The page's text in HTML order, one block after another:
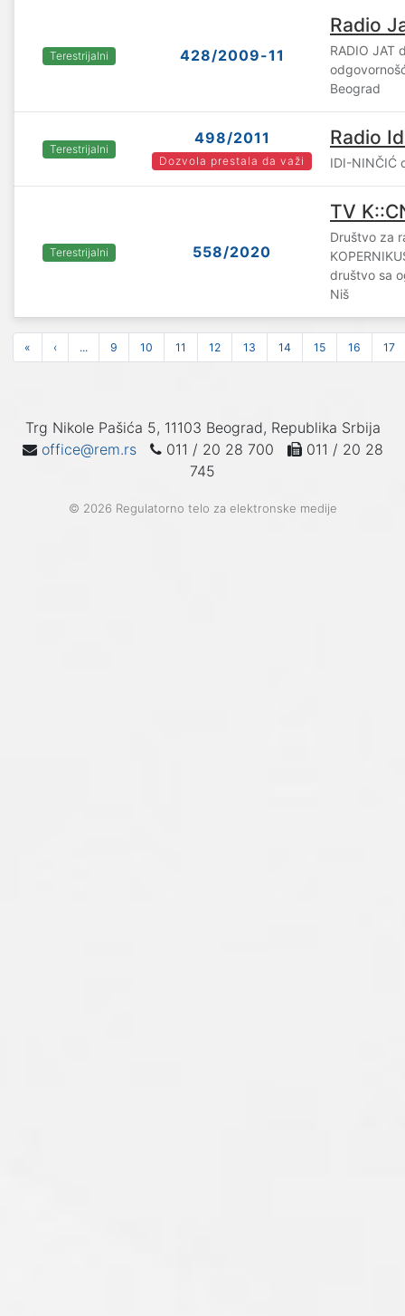
Terestrijalni 428/2009-11
Radio
RADIO JAT
Beograd
Terestrijalni
498/2011
Dozvola prestala da važi
Radio
IDI-NINČIĆ
Terestrijalni 558/2020
TV
Društvo za
društvo sa
Niš
« ‹ ... 9 10 11 12 13 14 15 16 17
Trg Nikole Pašića 5, 11103 Beograd, Republika Srbija
office@rem.rs
011 / 20 28 700
011 / 20 28
745
© 2026 Regulatorno telo za elektronske medije